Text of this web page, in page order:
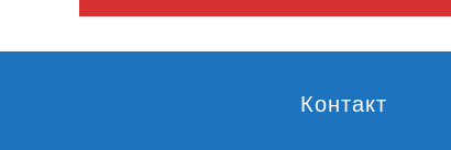
Контакт